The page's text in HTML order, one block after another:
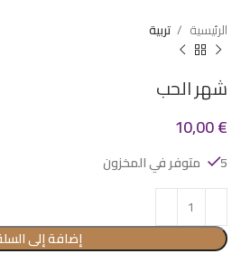
الرئيسية تربية
شهر الحب
10,00€
5 متوفر في المخزون
إضافة إلى